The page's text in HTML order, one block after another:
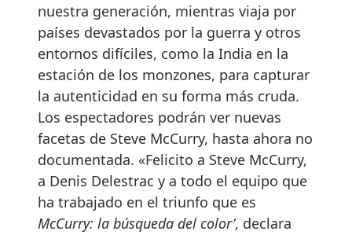
nuestra generación, mientras viaja por
países devastados por la guerra y otros
entornos difíciles, como la India en la
estación de los monzones, para capturar
la autenticidad en su forma más cruda.
Los espectadores podrán ver nuevas
facetas de Steve McCurry, hasta ahora no
documentada. «Felicito a Steve McCurry,
a Denis Delestrac y a todo el equipo que
ha trabajado en el triunfo que es
McCurry: la búsqueda del color’, declara